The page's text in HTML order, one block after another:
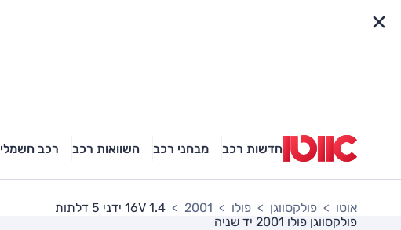
חדשות רכב מבחני רכב השוואות רכב רכב חשמלי
אוטו פולקסווגן פולו 2001
1.4 16V ידני 5 דלתות
פולקסווגן פולו 2001
יד שניה